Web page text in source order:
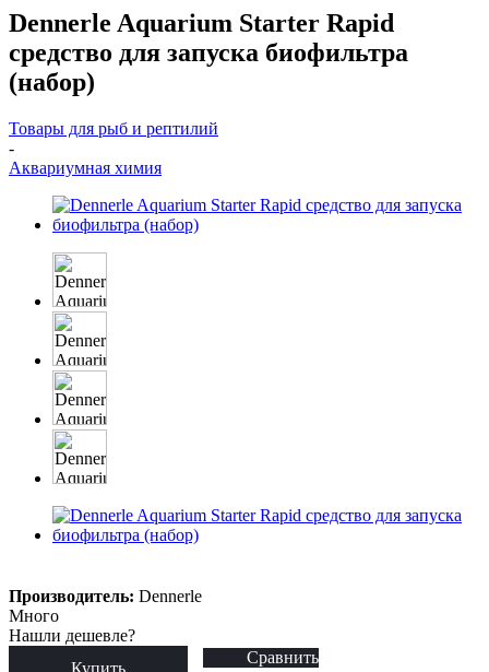
Dennerle Aquarium Starter Rapid
средство для запуска биофильтра
(набор)
Товары для рыб и рептилий
-
Аквариумная химия
Производитель: Dennerle
Много
Нашли дешевле?
Купить
Сравнить